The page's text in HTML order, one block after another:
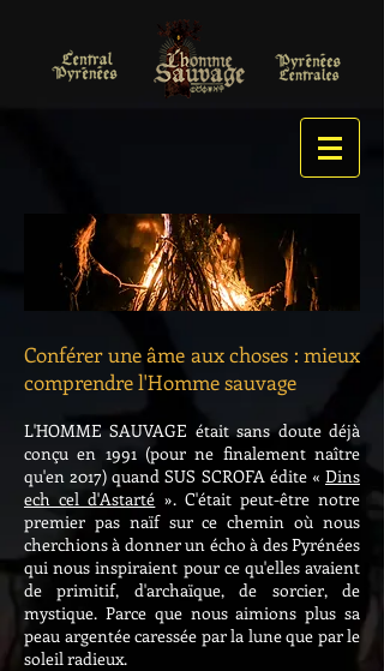
Conférer une âme aux choses : mieux
comprendre l'Homme sauvage
L'HOMME SAUVAGE était sans doute déjà
conçu en 1991 (pour ne finalement naître
qu'en 2017) quand SUS SCROFA édite « Dins
ech cel d'Astarté ». C'était peut-être notre
premier pas naïf sur ce chemin où nous
cherchions à donner un écho à des Pyrénées
qui nous inspiraient pour ce qu'elles avaient
de primitif, d'archaïque, de sorcier, de
mystique. Parce que nous aimions plus sa
peau argentée caressée par la lune que par le
soleil radieux.